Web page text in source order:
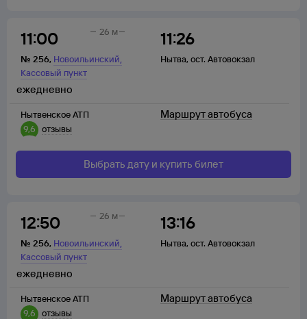
11:00
№ 256, Новоильинский,
Кассовый пункт
11:26
Нытва, ост. Автовокзал
26 м
Нытвенское АТП
9,6
отзывы
ежедневно
Маршрут автобуса
Выбрать дату и купить билет
12:50
№ 256, Новоильинский,
Кассовый пункт
13:16
Нытва, ост. Автовокзал
26 м
Нытвенское АТП
9,6
отзывы
ежедневно
Маршрут автобуса